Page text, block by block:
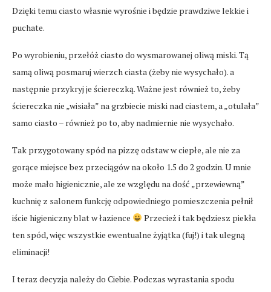
Dzięki temu ciasto własnie wyrośnie i będzie prawdziwe lekkie i
puchate.
Po wyrobieniu, przełóż ciasto do wysmarowanej oliwą miski. Tą
samą oliwą posmaruj wierzch ciasta (żeby nie wysychało). a
następnie przykryj je ściereczką. Ważne jest również to, żeby
ściereczka nie „wisiała” na grzbiecie miski nad ciastem, a „otulała”
samo ciasto – również po to, aby nadmiernie nie wysychało.
Tak przygotowany spód na pizzę odstaw w ciepłe, ale nie za
gorące miejsce bez przeciągów na około 1.5 do 2 godzin. U mnie
może mało higienicznie, ale ze względu na dość „przewiewną”
kuchnię z salonem funkcję odpowiedniego pomieszczenia pełnił
iście higieniczny blat w łazience
Przecież i tak będziesz piekła
ten spód, więc wszystkie ewentualne żyjątka (fuj!) i tak ulegną
eliminacji!
I teraz decyzja należy do Ciebie. Podczas wyrastania spodu